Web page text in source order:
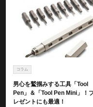
コラム
男心を鷲掴みする工具「Tool
Pen」＆「Tool Pen Mini」！
レゼントにも最適！